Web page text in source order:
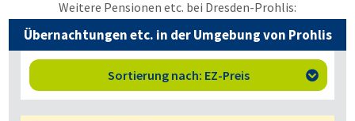
Weitere Pensionen etc. bei Dresden-Prohlis:
Übernachtungen etc. in der Umgebung von Prohlis
Sortierung nach: EZ-Preis 